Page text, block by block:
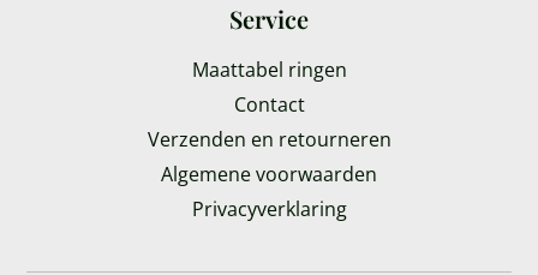
Service
Maattabel ringen
Contact
Verzenden en retourneren
Algemene voorwaarden
Privacyverklaring